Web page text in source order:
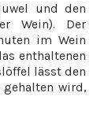
und den
Wein). Der
im Wein
enthaltenen
lässt den
wird,